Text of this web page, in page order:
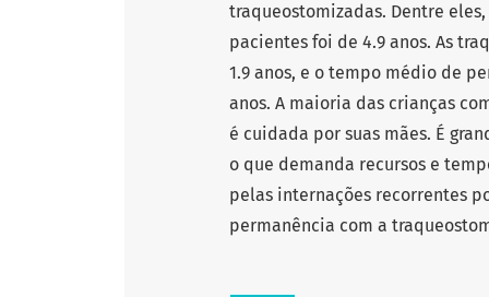
traqueostomizadas. Dentre
pacientes foi de 4.9 anos. As
1.9 anos, e o tempo médio de
anos. A maioria das crianças
é cuidada por suas mães. É
o que demanda recursos e
pelas internações recorrentes
permanência com a